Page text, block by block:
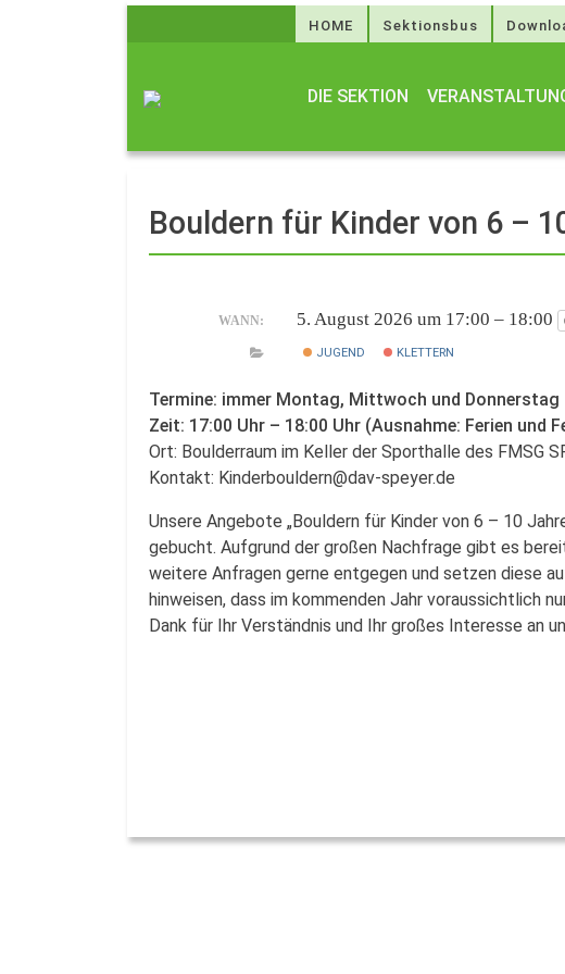
HOME Sektionsbus
DIE SEKTION
Bouldern für Kinder von 6 –
WANN: 5. August 2026 um 17:00 – 18:00
JUGEND KLETTERN
Termine: immer Montag, Mittwoch und Donnerstag
Zeit: 17:00 Uhr – 18:00 Uhr (Ausnahme: Ferien und
Ort: Boulderraum im Keller der Sporthalle des FMSG
Kontakt: Kinderbouldern@dav-speyer.de
Unsere Angebote „Bouldern für Kinder von 6 – 10
gebucht. Aufgrund der großen Nachfrage gibt es
weitere Anfragen gerne entgegen und setzen diese
hinweisen, dass im kommenden Jahr voraussichtlich
Dank für Ihr Verständnis und Ihr großes Interesse an